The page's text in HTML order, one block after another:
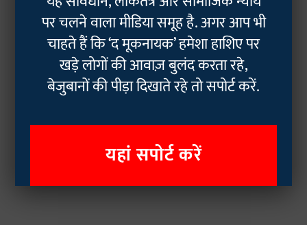
पर चलने वाला मीडिया समूह है. अगर आप भी
चाहते हैं कि ‘द मूकनायक’ हमेशा हाशिए पर
खड़े लोगों की आवाज़ बुलंद करता रहे,
बेजुबानों की पीड़ा दिखाते रहे तो सपोर्ट करें.
यहां सपोर्ट करें